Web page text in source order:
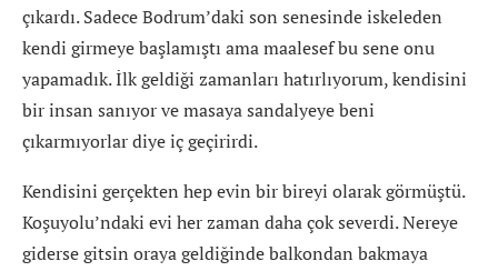
çıkardı. Sadece Bodrum’daki son senesinde iskeleden
kendi girmeye başlamıştı ama maalesef bu sene onu
yapamadık. İlk geldiği zamanları hatırlıyorum, kendisini
bir insan sanıyor ve masaya sandalyeye beni
çıkarmıyorlar diye iç geçirirdi.
Kendisini gerçekten hep evin bir bireyi olarak görmüştü.
Koşuyolu’ndaki evi her zaman daha çok severdi. Nereye
giderse gitsin oraya geldiğinde balkondan bakmaya